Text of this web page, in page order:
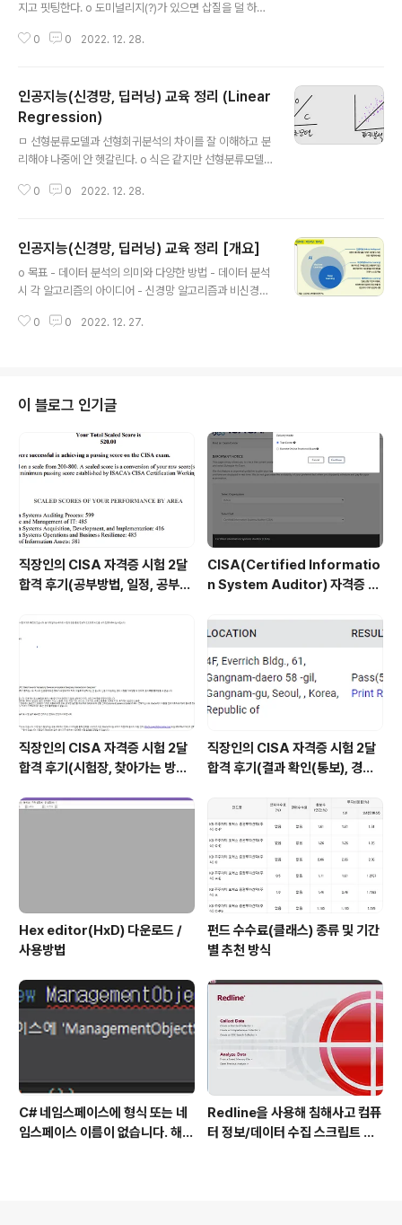
지고 핏팅한다. o 도미널리지(?)가 있으면 삽질을 덜 하니
는 상수 값이 있고. 파라미터(?)라고 한다. o 그 수식 앞에
이 딥러닝의 기초가 되는 부분 o 가장 잘 분류할 수 있는 모
델을 어떻게 만들것인가? 내가 만들어내는 수식을 목적함
수라고 한다. o 타겟벨류가 동그라미, 세모다. 1차원 배열
은 막대기로 나오고 2차원 평면에서 분류하고 싶다. - 수학
적으로 n차원으로 확장할 수 있고. n차원은 n-1차원에서
분류할 수 있다. - 하이퍼플레인 = 초평면..
0 0 2022. 12. 28.
인공지능(신경망, 딥러닝) 교육 정리 (Linear
Regression)
ㅁ 선형분류모델과 선형회귀분석의 차이를 잘 이해하고 분
리해야 나중에 안 헷갈린다. o 식은 같지만 선형분류모델
함이다. 그래서 잘못 적용하면 성능이 나락가기때문에 정
게되고, 연산한 값 중에서 절대갑 1에 가까운 것을 구하는
것이 x이다. 종속변수 Y와 한개 이상의 독립 변수 X아의 선
형 상관 관계를 모델링하는 회귀 분석 $$ f(x) = w_0 +
과 같은 식을 가지고 있음 $$ y = ax + b $$ y = 종속번
0 0 2022. 12. 28.
인공지능(신경망, 딥러닝) 교육 정리 [개요]
o 목표 - 데이터 분석의 의미와 다양한 방법 - 데이터 분석
시 각 알고리즘의 아이디어 - 신경망 알고리즘과 비신경망
발생한 특징과 한계점 그리고 개선 포인트 - Tool base
지능 개념 연구 - 컴퓨터 발명 후 구체적인 연구 및 결과 발
표 - 신경망 알고리즘도 많은 연구가 있었으나 세대별로 암
흑기가 있음 - 명확한 한계가 있음 o 신경망 - 인간 두뇌 복
제 방식으로 인공지능 접근 - 80~90년도에 인공신경망의
등장으로 한동안 인기 - 인공신경망의 약점이 나오고 한계
0 0 2022. 12. 27.
이 블로그 인기글
직장인의 CISA 자격증 시험 2달
합격 후기(공부방법, 일정, 공부시
CISA(Certified Informatio
n System Auditor) 자격증 시
험 일정 확인(23년)
직장인의 CISA 자격증 시험 2달
합격 후기(시험장, 찾아가는 방법,
직장인의 CISA 자격증 시험 2달
합격 후기(결과 확인(통보), 경력
Hex editor(HxD) 다운로드 /
사용방법
펀드 수수료(클래스) 종류 및 기간
별 추천 방식
C# 네임스페이스에 형식 또는 네
임스페이스 이름이 없습니다. 해결
Redline을 사용해 침해사고 컴퓨
터 정보/데이터 수집 스크립트 작